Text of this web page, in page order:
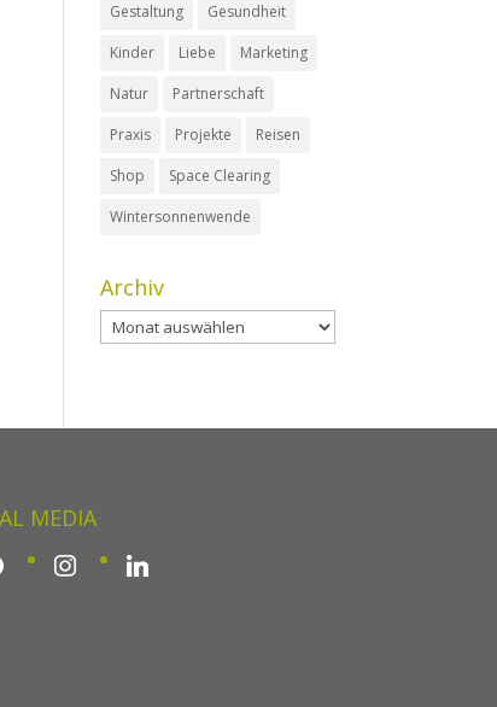
Gestaltung
Gesundheit
Kinder
Liebe
Marketing
Natur
Partnerschaft
Praxis
Projekte
Reisen
Shop
Space Clearing
Wintersonnenwende
Archiv
Archiv
MEDIA
instagram linkedin